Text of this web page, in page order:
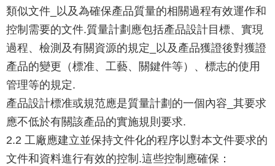
類似文件_以及為確保產品質量的相關過程有效運作和
控制需要的文件.質量計劃應包括產品設計目標、實現
過程、檢測及有關資源的規定_以及產品獲證後對獲證
產品的變更（標准、工藝、關鍵件等）、標志的使用
管理等的規定.
產品設計標准或規范應是質量計劃的一個內容_其要求
應不低於有關該產品的實施規則要求.
2.2 工廠應建立並保持文件化的程序以對本文件要求的
文件和資料進行有效的控制.這些控制應確保：